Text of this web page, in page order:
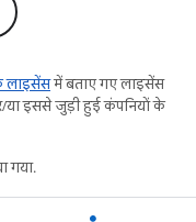
लाइसेंसमें बताए गए लाइसेंस
इससे जुड़ी हुई कंपनियों के
गया.